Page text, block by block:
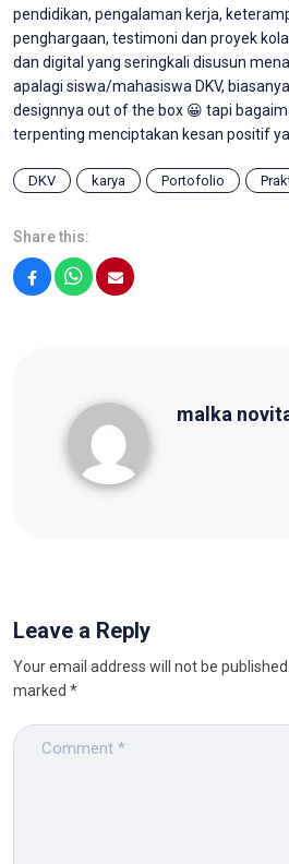
pendidikan, pengalaman kerja,
penghargaan, testimoni dan proyek
dan digital yang seringkali disusun
apalagi siswa/mahasiswa DKV,
designnya out of the box 😀 tapi
terpenting menciptakan kesan positif
DKV karya Portofolio
Share this:
malka
Leave a Reply
Your email address will not be published.
marked *